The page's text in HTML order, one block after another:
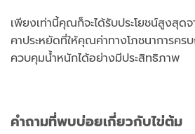
เพียงเท่านี้คุณก็จะได้รับประโยชน์สูงสุด
คาประหยัดที่ให้คุณค่าทางโภชนาการคร
ควบคุมน้ำหนักได้อย่างมีประสิทธิภาพ
คำถามที่พบบ่อยเกี่ยวกับไข่ต้ม